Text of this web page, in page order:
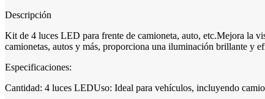
Descripción
Kit de 4 luces LED para frente de camioneta, auto, etc.Mejora la
camionetas, autos y más, proporciona una iluminación brillante y
Especificaciones:
Cantidad: 4 luces LEDUso: Ideal para vehículos, incluyendo